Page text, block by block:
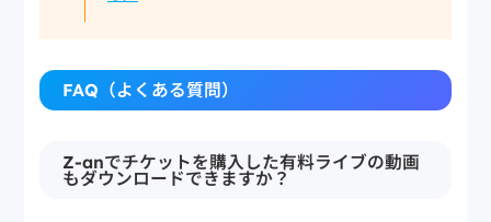
FAQ（よくある質問）
Z-anでチケットを購入した有料ライブの動画
もダウンロードできますか？